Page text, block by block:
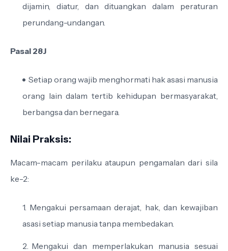
dijamin, diatur, dan dituangkan dalam peraturan
perundang-undangan.
Pasal 28J
Setiap orang wajib menghormati hak asasi manusia
orang lain dalam tertib kehidupan bermasyarakat,
berbangsa dan bernegara.
Nilai Praksis:
Macam-macam perilaku ataupun pengamalan dari sila
ke-2:
Mengakui persamaan derajat, hak, dan kewajiban
asasi setiap manusia tanpa membedakan.
Mengakui dan memperlakukan manusia sesuai